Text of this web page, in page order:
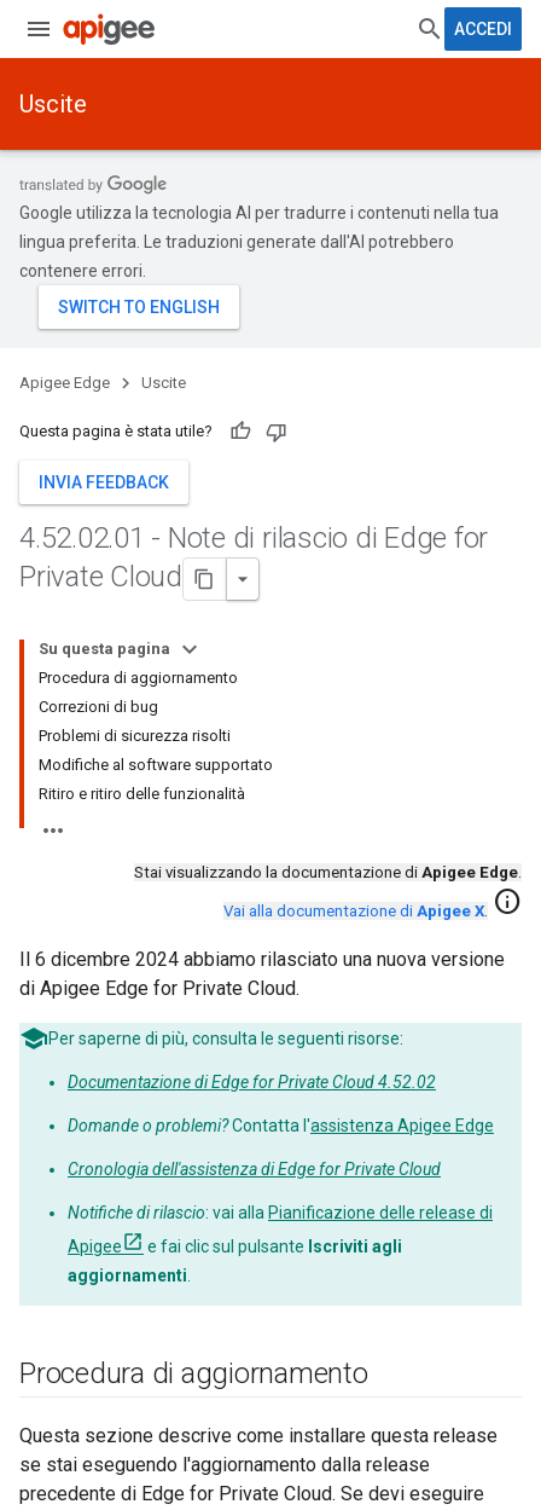
ACCEDI
Uscite
Google utilizza la tecnologia AI per tradurre i contenuti nella tua
lingua preferita. Le traduzioni generate dall'AI potrebbero
contenere errori.
Apigee Edge Uscite
Questa pagina è stata utile?
INVIA FEEDBACK
4.52.02.01 - Note di rilascio di Edge for
Private Cloud
Su questa pagina
Procedura di aggiornamento
Correzioni di bug
Problemi di sicurezza risolti
Modifiche al software supportato
Ritiro e ritiro delle funzionalità
Stai visualizzando la documentazione di Apigee Edge.
Vai alla documentazione di Apigee X. info
Il 6 dicembre 2024 abbiamo rilasciato una nuova versione
di Apigee Edge for Private Cloud.
Per saperne di più, consulta le seguenti risorse:
Documentazione di Edge for Private Cloud 4.52.02
Domande o problemi?Contatta l'assistenza Apigee Edge
Cronologia dell'assistenza di Edge for Private Cloud
Notifiche di rilascio: vai alla Pianificazione delle release di
Apigee
e fai clic sul pulsante Iscriviti agli
aggiornamenti
Procedura di aggiornamento
Questa sezione descrive come installare questa release
se stai eseguendo l'aggiornamento dalla release
precedente di Edge for Private Cloud. Se devi eseguire